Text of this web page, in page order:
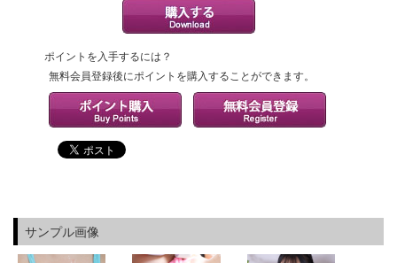
ポイントを入手するには？
無料会員登録後にポイントを購入することができます。
サンプル画像